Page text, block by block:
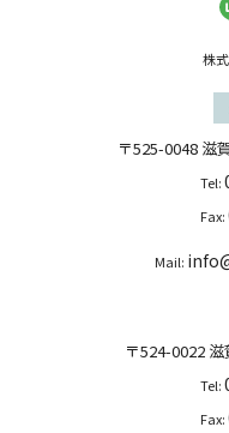
株
〒525-0048 滋
Tel:
Fax:
Mail:
〒524-0022
Tel:
Fax: